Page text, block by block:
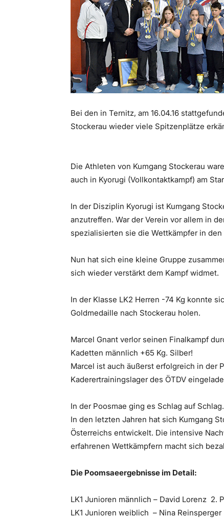
Bei den in Ternitz, am 16.04.16
Stockerau wieder viele Spitzenplätze
Die Athleten von Kumgang Stockerau
auch in Kyorugi (Vollkontaktkampf) am
In der Disziplin Kyorugi ist Kumgang
anzutreffen. War der Verein vor allem in
spezialisierten sie die Wettkämpfer in
Nun hat sich eine kleine Gruppe
sich wieder verstärkt dem Kampf widmet.
In der Klasse LK2 Herren -74 Kg konnte
Goldmedaille nach Stockerau holen.
Marcel Gnant verlor seinen Finalkampf
Kadetten männlich +65 Kg. Silber!
Marcel ist auch äußerst erfolgreich in der
Kaderertrainingslager des ÖTDV
In der Poosmae ging es Schlag auf Schlag.
In den letzten Jahren hat sich Kumgang
Österreichs entwickelt. Die intensive
erfahrenen Wettkämpfern macht sich
Die Poomsaeergebnisse im Detail:
LK1 Junioren männlich – David Lorenz 2.
LK1 Junioren weiblich – Nina